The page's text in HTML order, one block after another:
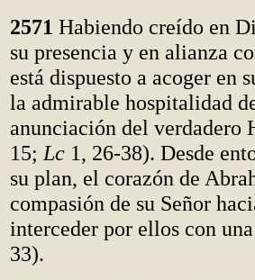
2571 Habiendo creído en
su presencia y en alianza
está dispuesto a acoger en
la admirable hospitalidad
anunciación del
15; Lc 1, 26-38). Desde
su plan, el corazón de
compasión de su Señor
interceder por ellos con
33).